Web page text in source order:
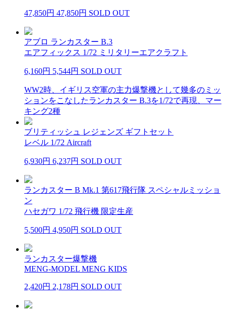
47,850円 47,850円 SOLD OUT
アブロ ランカスター B.3
エアフィックス 1/72 ミリタリーエアクラフト
6,160円 5,544円 SOLD OUT
WW2時、イギリス空軍の主力爆撃機として幾多のミッ
ションをこなしたランカスター B.3を1/72で再現、マー
キング2種
ブリティッシュ レジェンズ ギフトセット
レベル 1/72 Aircraft
6,930円 6,237円 SOLD OUT
ランカスター B Mk.1 第617飛行隊 スペシャルミッショ
ン
ハセガワ 1/72 飛行機 限定生産
5,500円 4,950円 SOLD OUT
ランカスター爆撃機
MENG-MODEL MENG KIDS
2,420円 2,178円 SOLD OUT